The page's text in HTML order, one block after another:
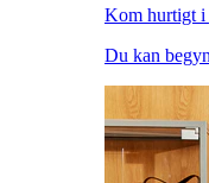
Kom hurtigt i
Du kan